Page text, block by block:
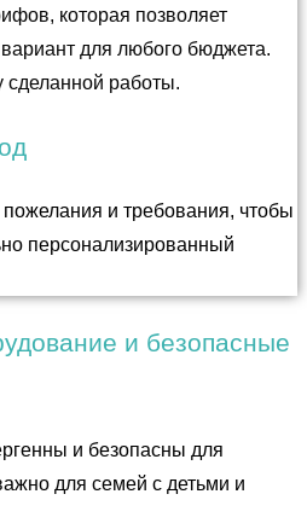
которая позволяет
для любого бюджета.
сделанной работы.
и требования, чтобы
персонализированный
и безопасные
и безопасны для
для семей с детьми и